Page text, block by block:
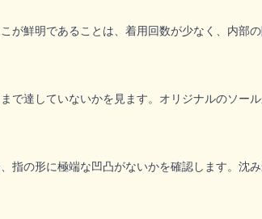
が鮮明であることは、着用回数が少なく、内部
で達していないかを見ます。オリジナルのソー
指の形に極端な凹凸がないかを確認します。沈